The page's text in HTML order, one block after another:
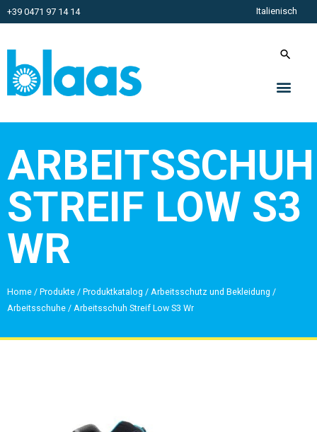
+39 0471 97 14 14 Italienisch
ARBEITSSCHUH
STREIF LOW S3
WR
Home / Produkte / Produktkatalog / Arbeitsschutz und Bekleidung /
Arbeitsschuhe / Arbeitsschuh Streif Low S3 Wr